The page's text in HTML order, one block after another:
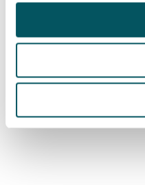
Nachhaltigkeit